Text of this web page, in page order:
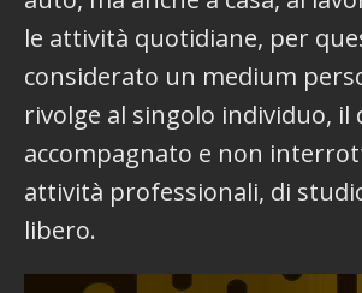
le attività quotidiane, per
considerato un medium
rivolge al singolo individuo, il
accompagnato e non
attività professionali, di
libero.